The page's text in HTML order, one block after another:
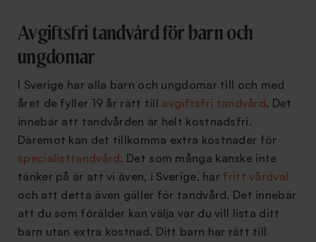
Avgiftsfri tandvård för barn och
ungdomar
I Sverige har alla barn och ungdomar till och med
året de fyller 19 år rätt till avgiftsfri tandvård. Det
innebär att tandvården är helt kostnadsfri.
Däremot kan det tillkomma extra kostnader för
specialisttandvård. Det som många kanske inte
tänker på är att vi även, i Sverige, har fritt vårdval
och att detta även gäller för tandvård. Det innebär
att du som förälder kan välja var du vill lista ditt
barn utan extra kostnad. Ditt barn har rätt till